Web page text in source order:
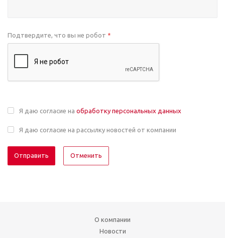
Подтвердите, что вы не робот *
Я даю согласие на обработку персональных данных
Я даю согласие на рассылку новостей от компании
Отменить
О компании
Новости